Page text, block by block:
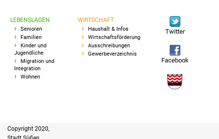
LEBENSLAGEN
Senioren
Familien
Kinder und
Jugendliche
Migration und
Integration
Wohnen
WIRTSCHAFT
Haushalt & Infos
Wirtschaftsförderung
Ausschreibungen
Gewerbeverzeichnis
Twitter
Facebook
Copyright 2020,